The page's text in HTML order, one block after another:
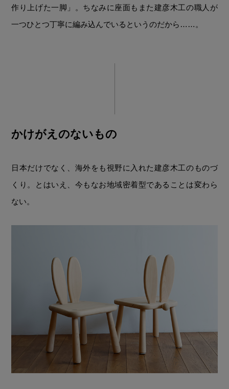
作り上げた一脚」。ちなみに座面もまた建彦木工の職人が
一つひとつ丁寧に編み込んでいるというのだから……。
かけがえのないもの
日本だけでなく、海外をも視野に入れた建彦木工のものづ
くり。とはいえ、今もなお地域密着型であることは変わら
ない。